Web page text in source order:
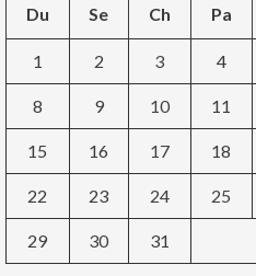
Du Se Ch Pa
1 2 3 4
8 9 10 11
15 16 17 18
22 23 24 25
29 30 31